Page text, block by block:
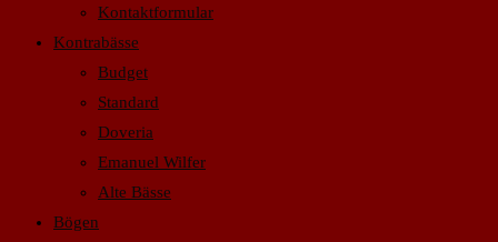
Kontaktformular
Kontrabässe
Budget
Standard
Doveria
Emanuel Wilfer
Alte Bässe
Bögen